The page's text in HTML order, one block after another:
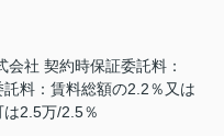
会社 契約時保証委託料：
料：賃料総額の2.2％又は
2.5万/2.5％